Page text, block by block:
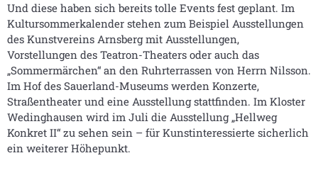
Und diese haben sich bereits tolle Events fest geplant. Im
Kultursommerkalender stehen zum Beispiel Ausstellungen
des Kunstvereins Arnsberg mit Ausstellungen,
Vorstellungen des Teatron-Theaters oder auch das
„Sommermärchen“ an den Ruhrterrassen von Herrn Nilsson.
Im Hof des Sauerland-Museums werden Konzerte,
Straßentheater und eine Ausstellung stattfinden. Im Kloster
Wedinghausen wird im Juli die Ausstellung „Hellweg
Konkret II“ zu sehen sein – für Kunstinteressierte sicherlich
ein weiterer Höhepunkt.